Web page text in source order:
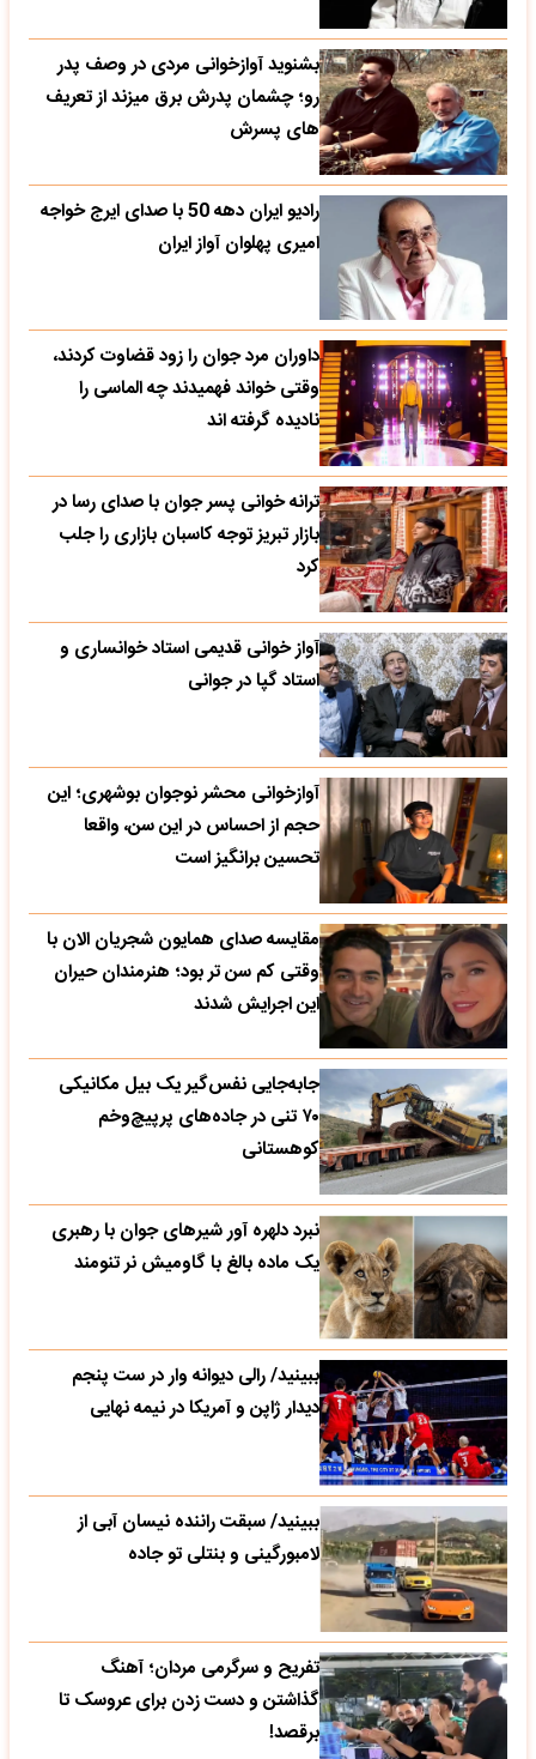
بشنوید آوازخوانی مردی در وصف پدر
رو؛ چشمان پدرش برق میزند از تعریف
های پسرش
رادیو ایران دهه 50 با صدای ایرج خواجه
امیری پهلوان آواز ایران
داوران مرد جوان را زود قضاوت کردند،
وقتی خواند فهمیدند چه الماسی را
نادیده گرفته اند
ترانه خوانی پسر جوان با صدای رسا در
بازار تبریز توجه کاسبان بازاری را جلب
کرد
آواز خوانی قدیمی استاد خوانساری و
استاد گپا در جوانی
آوازخوانی محشر نوجوان بوشهری؛ این
حجم از احساس در این سن، واقعا
تحسین‌ برانگیز است
مقایسه صدای همایون شجریان الان با
وقتی کم سن تر بود؛ هنرمندان حیران
این اجرایش شدند
جابه‌جایی نفس‌گیر یک بیل مکانیکی
۷۰ تنی در جاده‌های پرپیچ‌وخم
کوهستانی
نبرد دلهره آور شیرهای جوان با رهبری
یک ماده بالغ با گاومیش نر تنومند
ببینید/ رالی دیوانه وار در ست پنجم
دیدار ژاپن و آمریکا در نیمه نهایی
ببینید/ سبقت راننده نیسان آبی از
لامبورگینی و بنتلی تو جاده
تفریح و سرگرمی مردان؛ آهنگ
گذاشتن و دست زدن برای عروسک تا
برقصد!